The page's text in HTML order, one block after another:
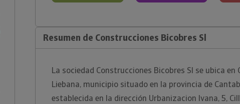
Resumen de Construcciones Bicobres Sl
La sociedad Construcciones Bicobres Sl se ubica en
Liebana, municipio situado en la provincia de
establecida en la dirección Urbanizacion Ivana, 5,